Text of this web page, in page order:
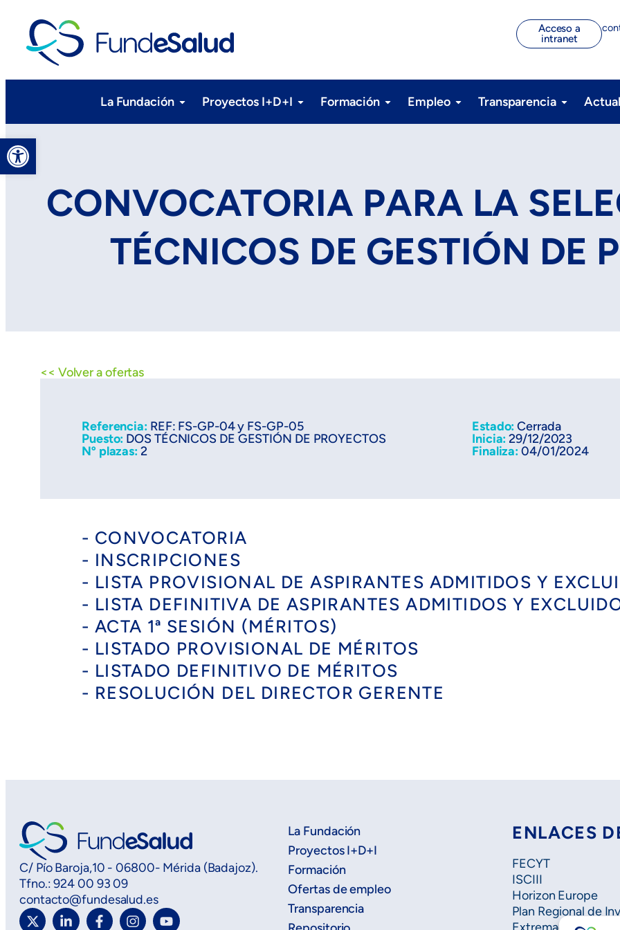
Abrir barra de herramientas
Acceso a
intranet
La Fundación Proyectos I+D+I Formación Empleo Transparencia
CONVOCATORIA PARA LA
TÉCNICOS DE GESTIÓN DE
<< Volver a ofertas
Referencia: REF: FS-GP-04 y FS-GP-05
Puesto: DOS TÉCNICOS DE GESTIÓN DE PROYECTOS
Nº plazas:2
Estado:Cerrada
Inicia:29/12/2023
Finaliza:04/01/2024
- CONVOCATORIA
- INSCRIPCIONES
- LISTA PROVISIONAL DE ASPIRANTES ADMITIDOS Y
- LISTA DEFINITIVA DE ASPIRANTES ADMITIDOS Y
- ACTA 1ª SESIÓN (MÉRITOS)
- LISTADO PROVISIONAL DE MÉRITOS
- LISTADO DEFINITIVO DE MÉRITOS
- RESOLUCIÓN DEL DIRECTOR GERENTE
C/ Pío Baroja,10 - 06800- Mérida (Badajoz).
Tfno.: 924 00 93 09
contacto@fundesalud.es
La Fundación
Proyectos I+D+I
Formación
Ofertas de empleo
Transparencia
ENLACES
FECYT
ISCIII
Horizon Europe
Plan Regional de